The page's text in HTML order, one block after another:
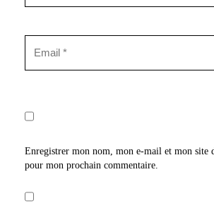
Enregistrer mon nom, mon e-mail et mon site
pour mon prochain commentaire.